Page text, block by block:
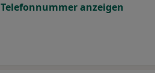
Telefonnummer anzeigen